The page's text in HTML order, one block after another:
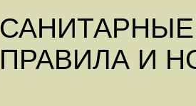
САНИТАРНЫЕ
ПРАВИЛА И